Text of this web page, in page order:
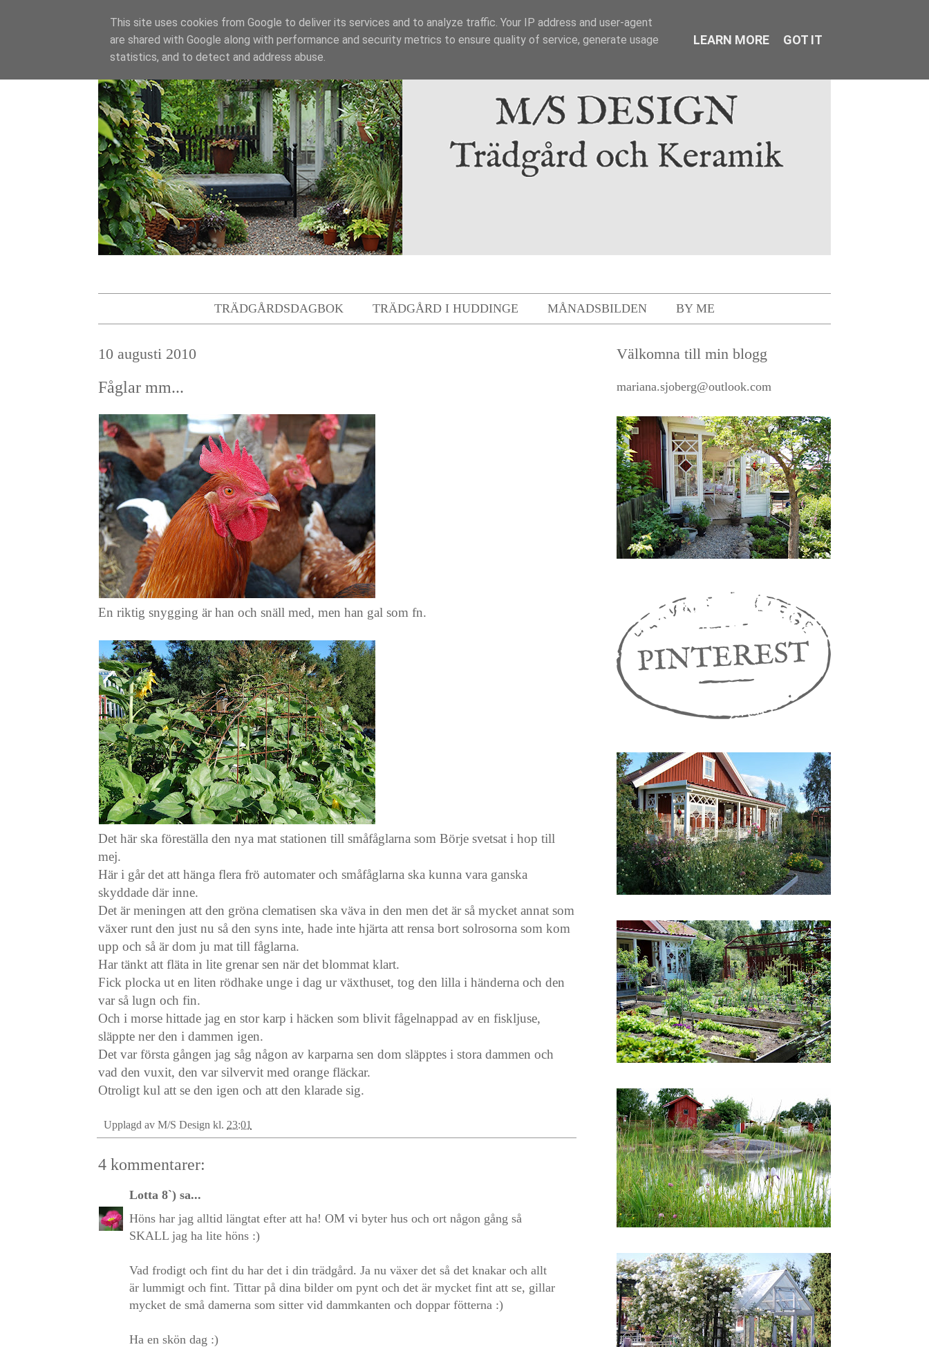
TRÄDGÅRDSDAGBOK TRÄDGÅRD I HUDDINGE MÅNADSBILDEN BY ME
10 augusti 2010
Fåglar mm...
En riktig snygging är han och snäll med, men han gal som fn.
Det här ska föreställa den nya mat stationen till småfåglarna som Börje svetsat i hop till
mej.
Här i går det att hänga flera frö automater och småfåglarna ska kunna vara ganska
skyddade där inne.
Det är meningen att den gröna clematisen ska väva in den men det är så mycket annat som
växer runt den just nu så den syns inte, hade inte hjärta att rensa bort solrosorna som kom
upp och så är dom ju mat till fåglarna.
Har tänkt att fläta in lite grenar sen när det blommat klart.
Fick plocka ut en liten rödhake unge i dag ur växthuset, tog den lilla i händerna och den
var så lugn och fin.
Och i morse hittade jag en stor karp i häcken som blivit fågelnappad av en fiskljuse,
släppte ner den i dammen igen.
Det var första gången jag såg någon av karparna sen dom släpptes i stora dammen och
vad den vuxit, den var silvervit med orange fläckar.
Otroligt kul att se den igen och att den klarade sig.
Upplagd av M/S Design kl. 23:01
4 kommentarer:
Lotta 8`) sa...
Höns har jag alltid längtat efter att ha! OM vi byter hus och ort någon gång så
SKALL jag ha lite höns :)
Vad frodigt och fint du har det i din trädgård. Ja nu växer det så det knakar och allt
är lummigt och fint. Tittar på dina bilder om pynt och det är mycket fint att se, gillar
mycket de små damerna som sitter vid dammkanten och doppar fötterna :)
Ha en skön dag :)
Välkomna till min blogg
mariana.sjoberg@outlook.com
This site uses cookies from Google to deliver its services and to analyze traffic. Your IP address and user-agent
are shared with Google along with performance and security metrics to ensure quality of service, generate usage
statistics, and to detect and address abuse.
LEARN MORE GOT IT